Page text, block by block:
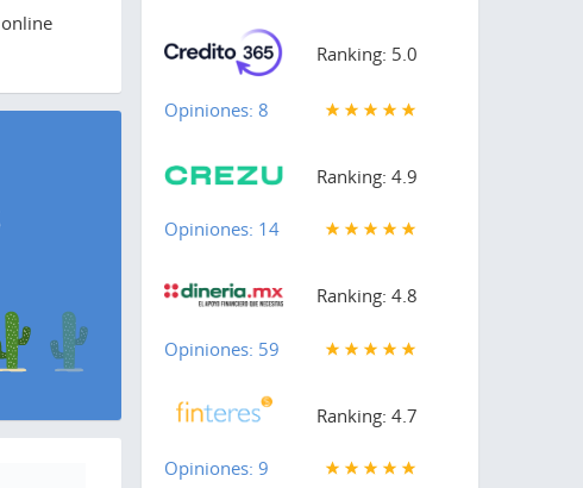
Ranking: 5.0
Opiniones: 8
Ranking: 4.9
Opiniones: 14
Ranking: 4.8
Opiniones: 59
Ranking: 4.7
Opiniones: 9